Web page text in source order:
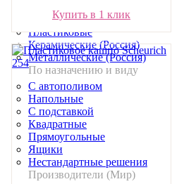
Металлические
Пластиковые
Керамические (Россия)
Металлические (Россия)
По назначению и виду
С автополивом
Напольные
С подставкой
Квадратные
Прямоугольные
Ящики
Нестандартные решения
Производители (Мир)
Купить в 1 клик